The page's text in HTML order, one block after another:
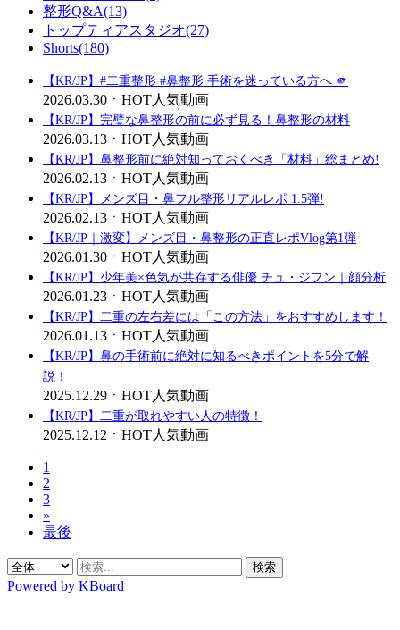
整形Q&A(13)
トップティアスタジオ(27)
Shorts(180)
【KR/JP】#二重整形 #鼻整形 手術を迷っている方へ 🫵
2026.03.30 ㆍHOT人気動画
【KR/JP】完璧な鼻整形の前に必ず見る！鼻整形の材料
2026.03.13 ㆍHOT人気動画
【KR/JP】鼻整形前に絶対知っておくべき「材料」総まとめ!
2026.02.13 ㆍHOT人気動画
【KR/JP】メンズ目・鼻フル整形リアルレポ 1.5弾!
2026.02.13 ㆍHOT人気動画
【KR/JP｜激変】メンズ目・鼻整形の正直レポVlog第1弾
2026.01.30 ㆍHOT人気動画
【KR/JP】少年美×色気が共存する俳優 チュ・ジフン｜顔分析
2026.01.23 ㆍHOT人気動画
【KR/JP】二重の左右差には「この方法」をおすすめします！
2026.01.13 ㆍHOT人気動画
【KR/JP】鼻の手術前に絶対に知るべきポイントを5分で解
説！
2025.12.29 ㆍHOT人気動画
【KR/JP】二重が取れやすい人の特徴！
2025.12.12 ㆍHOT人気動画
1
2
3
»
最後
検索
Powered by KBoard